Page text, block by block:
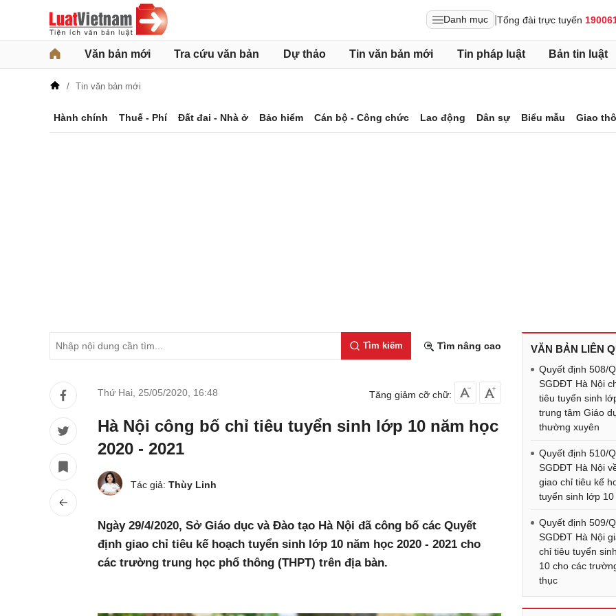
Danh mục Tổng đài trực tuyến
Văn bản mới Tra cứu văn bản Dự thảo Tin văn bản mới Tin pháp luật Bản tin luật
Tin văn bản mới
Hành chính Thuế - Phí Đất đai - Nhà ở Bảo hiểm Cán bộ - Công chức Lao động Dân sự Biểu mẫu Giao
Tìm kiếm Tìm nâng cao
Thứ Hai, 25/05/2020 16:48 Tăng giảm cỡ chữ:
Hà Nội công bố chỉ tiêu tuyển sinh lớp 10 năm học
2020 - 2021
Tác giả: Thùy Linh
Ngày 29/4/2020, Sở Giáo dục và Đào tạo Hà Nội đã công bố các Quyết
định giao chỉ tiêu kế hoạch tuyển sinh lớp 10 năm học 2020 - 2021 cho
các trường trung học phổ thông (THPT) trên địa bàn.
VĂN BẢN LIÊN
Quyết định 508/
SGDĐT Hà Nội
tiêu tuyển sinh
trung tâm Giáo
thường xuyên
Quyết định 510/
SGDĐT Hà Nội
giao chỉ tiêu kế
tuyển sinh lớp 10
Quyết định 509/
SGDĐT Hà Nội
chỉ tiêu tuyển
10 cho các
thục